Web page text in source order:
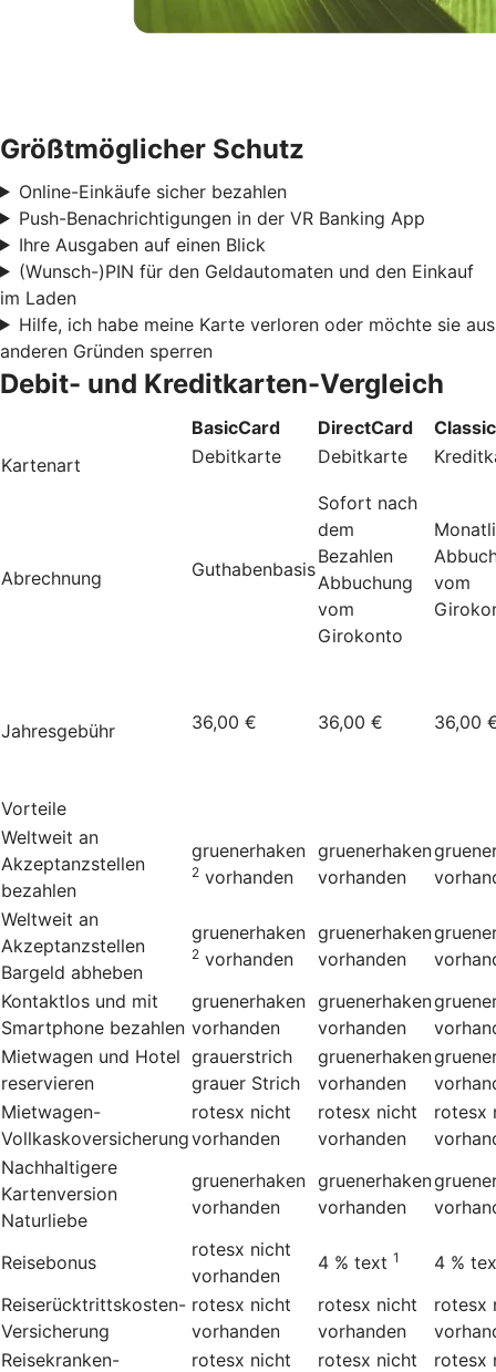
Größtmöglicher Schutz
Online-Einkäufe sicher bezahlen
Push-Benachrichtigungen in der VR Banking App
Ihre Ausgaben auf einen Blick
(Wunsch-)PIN für den Geldautomaten und den Einkauf
im Laden
Hilfe, ich habe meine Karte verloren oder möchte sie aus
anderen Gründen sperren
Debit- und Kreditkarten-Vergleich
BasicCard DirectCard
Kartenart
Debitkarte Debitkarte
Abrechnung Guthabenbasis
Sofort nach
dem
Bezahlen
Abbuchung
vom
Girokonto
vom
Jahresgebühr 36,00 € 36,00 € 36,00
Vorteile
Weltweit an
Akzeptanzstellen
bezahlen
gruenerhaken
2 vorhanden
gruenerhaken
vorhanden
Weltweit an
Akzeptanzstellen
Bargeld abheben
gruenerhaken
2 vorhanden
gruenerhaken
vorhanden
Kontaktlos und mit
Smartphone bezahlen
gruenerhaken
vorhanden
gruenerhaken
vorhanden
Mietwagen und Hotel
reservieren
grauerstrich
grauer Strich
gruenerhaken
vorhanden
Mietwagen-
Vollkaskoversicherung
rotesx nicht
vorhanden
rotesx nicht
vorhanden
rotesx
Nachhaltigere
Kartenversion
Naturliebe
gruenerhaken
vorhanden
gruenerhaken
vorhanden
Reisebonus
rotesx nicht
vorhanden
4 % text 1 4 %
Reiserücktrittskosten-
Versicherung
rotesx nicht
vorhanden
rotesx nicht
vorhanden
rotesx
Reisekranken-
rotesx nicht
rotesx nicht
rotesx